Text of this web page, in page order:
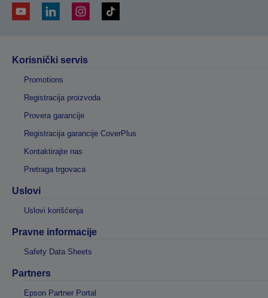
Korisnički servis
Promotions
Registracija proizvoda
Provera garancije
Registracija garancije CoverPlus
Kontaktirajte nas
Pretraga trgovaca
Uslovi
Uslovi korišćenja
Pravne informacije
Safety Data Sheets
Partners
Epson Partner Portal